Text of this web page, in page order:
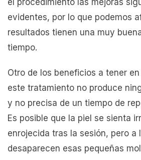
el procedimiento las mejoras
evidentes, por lo que podemos
resultados tienen una muy
tiempo.
Otro de los beneficios a tener
este tratamiento no produce
y no precisa de un tiempo de
Es posible que la piel se sienta
enrojecida tras la sesión, pero a
desaparecen esas pequeñas